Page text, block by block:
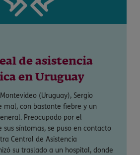
de asistencia
en Uruguay
(Uruguay), Sergio
mal, con bastante fiebre y un
Preocupado por el
síntomas, se puso en contacto
Central de Asistencia
su traslado a un hospital, donde